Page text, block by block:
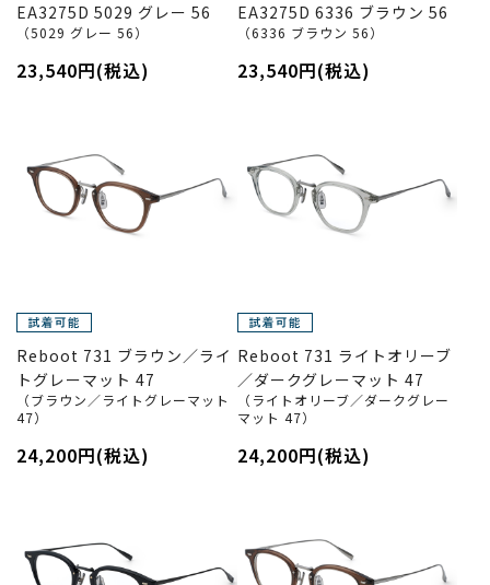
EA3275D 5029 グレー 56
（5029 グレー 56）
23,540円(税込)
EA3275D 6336 ブラウン 56
（6336 ブラウン 56）
23,540円(税込)
Reboot 731 ブラウン／ライ
トグレーマット 47
（ブラウン／ライトグレーマット
47）
24,200円(税込)
Reboot 731 ライトオリーブ
／ダークグレーマット 47
（ライトオリーブ／ダークグレー
マット 47）
24,200円(税込)